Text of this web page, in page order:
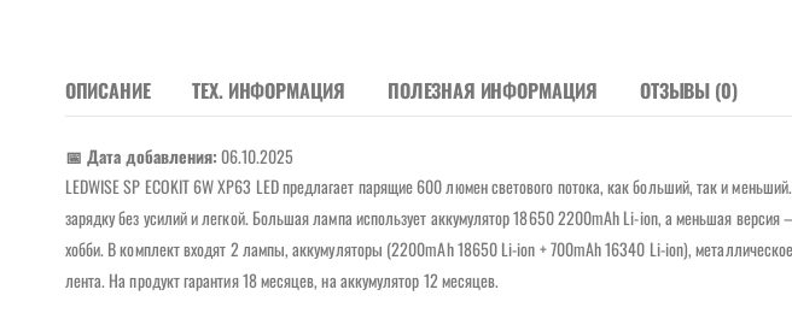
ОПИСАНИЕ ТЕХ. ИНФОРМАЦИЯ ПОЛЕЗНАЯ ИНФОРМАЦИЯ ОТЗЫВЫ (0)
📅 Дата добавления:06.10.2025
LEDWISE SP ECOKIT 6W XP63 LED предлагает парящие 600 люмен светового потока, как больший, так и
зарядку без усилий и легкой. Большая лампа использует аккумулятор 18650 2200mAh Li-ion, а меньшая
хобби. В комплект входят 2 лампы, аккумуляторы (2200mAh 18650 Li-ion + 700mAh 16340 Li-ion),
лента. На продукт гарантия 18 месяцев, на аккумулятор 12 месяцев.